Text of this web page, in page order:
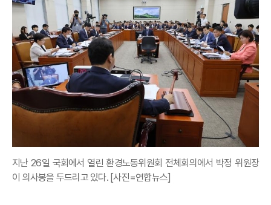
지난 26일 국회에서 열린 환경노동위원회 전체회의에서 박정 위원장
이 의사봉을 두드리고 있다. [사진=연합뉴스]